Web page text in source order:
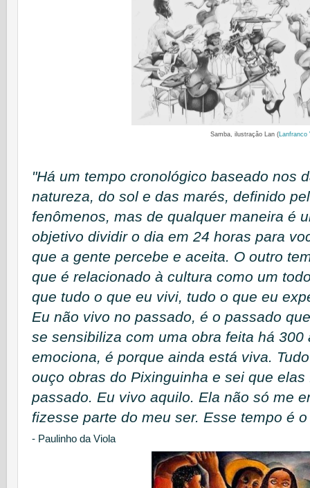
Samba, ilustração Lan (Lanfranco
"Há um tempo cronológico baseado nos
natureza, do sol e das marés, definido
fenômenos, mas de qualquer maneira é
objetivo dividir o dia em 24 horas para
que a gente percebe e aceita. O outro
que é relacionado à cultura como um
que tudo o que eu vivi, tudo o que eu
Eu não vivo no passado, é o passado
se sensibiliza com uma obra feita há
emociona, é porque ainda está viva.
ouço obras do Pixinguinha e sei que
passado. Eu vivo aquilo. Ela não só me
fizesse parte do meu ser. Esse tempo é
- Paulinho da Viola